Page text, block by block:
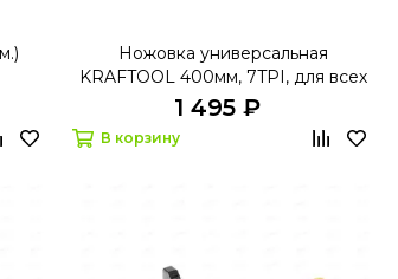
Ножовка универсальная
KRAFTOOL 400мм, 7TPI, для всех
видов материалов
1 495 ₽
В корзину